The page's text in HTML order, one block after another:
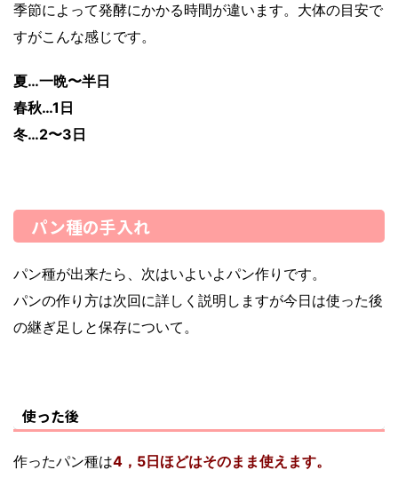
季節によって発酵にかかる時間が違います。大体の目安で
すがこんな感じです。
夏…一晩〜半日
春秋…1日
冬…2〜3日
パン種の手入れ
パン種が出来たら、次はいよいよパン作りです。
パンの作り方は次回に詳しく説明しますが今日は使った後
の継ぎ足しと保存について。
使った後
作ったパン種は4，5日ほどはそのまま使えます。